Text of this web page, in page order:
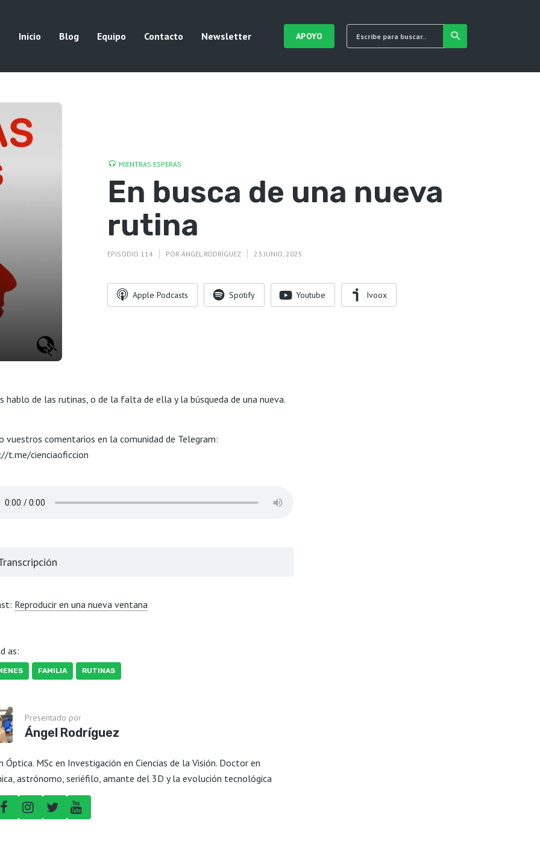
Inicio Blog Equipo Contacto Newsletter APOYO
MIENTRAS ESPERAS
En busca de una nueva
rutina
EPISODIO 114 POR ÁNGEL RODRÍGUEZ 23 JUNIO, 2025
Apple Podcasts Spotify Youtube Ivoox
hablo de las rutinas, o de la falta de ella y la búsqueda de una nueva.
vuestros comentarios en la comunidad de Telegram:
t.me/cienciaoficcion
Reproducir en una nueva ventana
as:
FAMILIA RUTINAS
Presentado por
Ángel Rodríguez
Óptica. MSc en Investigación en Ciencias de la Visión. Doctor en
astrónomo, seriéfilo, amante del 3D y la evolución tecnológica